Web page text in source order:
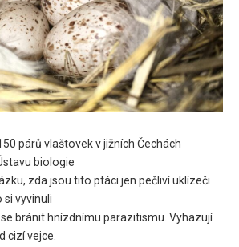
párů vlaštovek v jižních Čechách
biologie
zda jsou tito ptáci jen pečliví uklízeči
si vyvinuli
bránit hnízdnímu parazitismu. Vyhazují
cizí vejce.